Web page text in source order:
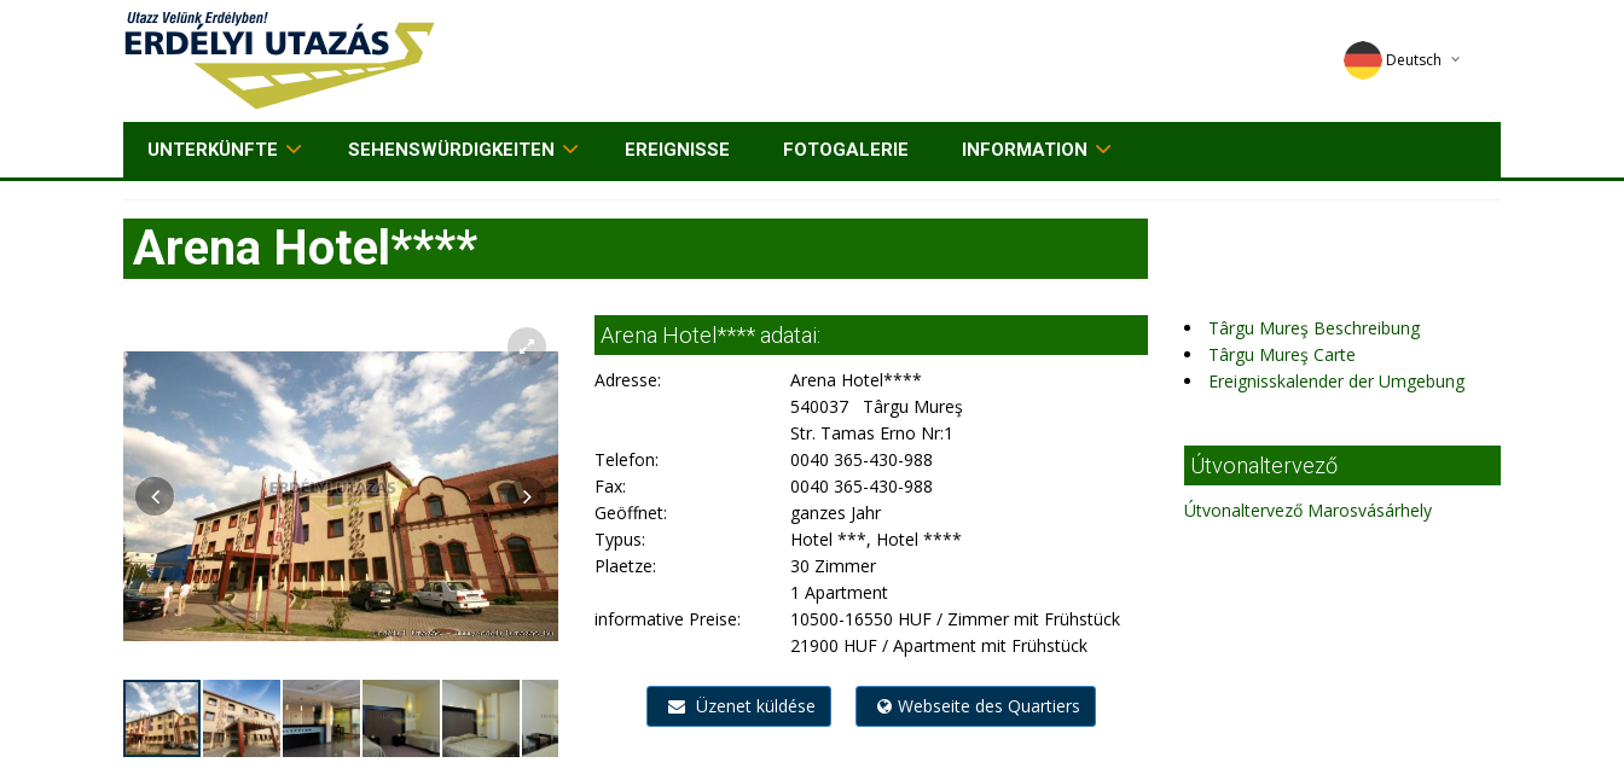
Deutsch
English
UNTERKÜNFTE SEHENSWÜRDIGKEITEN EREIGNISSE FOTOGALERIE INFORMATION
Arena Hotel****
Arena Hotel**** adatai:
Adresse:
Arena Hotel****
540037 Târgu Mureş
Str. Tamas Erno Nr:1
Telefon:
0040 365-430-988
Fax:
0040 365-430-988
Geöffnet:
ganzes Jahr
Typus:
Hotel ***, Hotel ****
Plaetze:
30 Zimmer
1 Apartment
informative Preise:
10500-16550 HUF / Zimmer mit Frühstück
21900 HUF / Apartment mit Frühstück
Üzenet küldése Webseite des Quartiers
Târgu Mureş Beschreibung
Târgu Mureş Carte
Ereignisskalender der Umgebung
Útvonaltervező
Útvonaltervező Marosvásárhely